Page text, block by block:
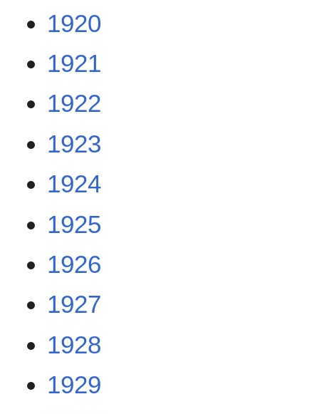
1920
1921
1922
1923
1924
1925
1926
1927
1928
1929